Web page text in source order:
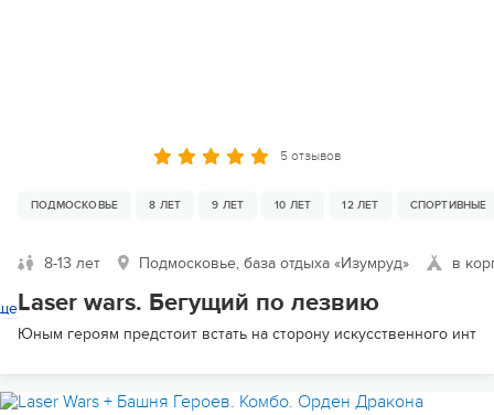
5 отзывов
ПОДМОСКОВЬЕ 8 ЛЕТ 9 ЛЕТ 10 ЛЕТ 12 ЛЕТ СПОРТИВНЫЕ
8-13 лет Подмосковье, база отдыха «Изумруд» в
Laser wars. Бегущий по лезвию
Юным героям предстоит встать на сторону искусственного